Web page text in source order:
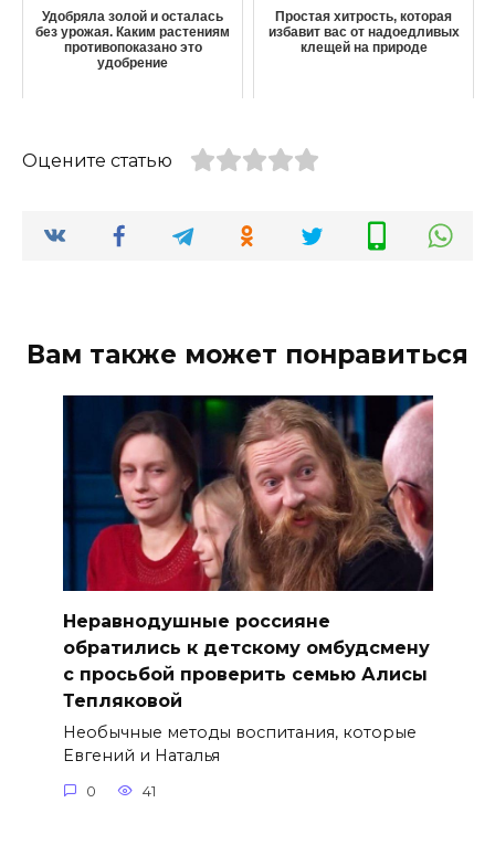
Удобряла золой и осталась
без урожая. Каким растениям
противопоказано это
удобрение
Простая хитрость, которая
избавит вас от надоедливых
клещей на природе
Оцените статью
Вам также может понравиться
Неравнодушные россияне
обратились к детскому омбудсмену
с просьбой проверить семью Алисы
Тепляковой
Необычные методы воспитания, которые
Евгений и Наталья
0 41